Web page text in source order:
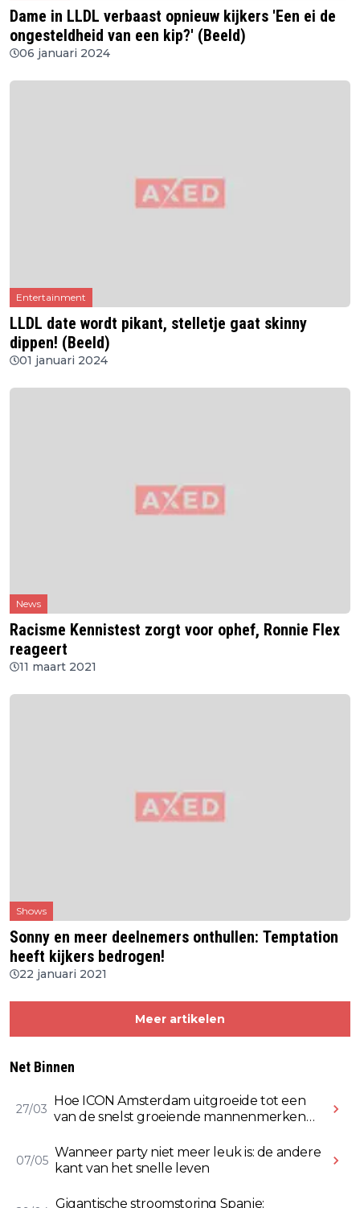
Dame in LLDL verbaast opnieuw kijkers 'Een ei de
ongesteldheid van een kip?' (Beeld)
06 januari 2024
Entertainment
LLDL date wordt pikant, stelletje gaat skinny
dippen! (Beeld)
01 januari 2024
News
Racisme Kennistest zorgt voor ophef, Ronnie Flex
reageert
11 maart 2021
Shows
Sonny en meer deelnemers onthullen: Temptation
heeft kijkers bedrogen!
22 januari 2021
Meer artikelen
Net Binnen
27/03
Hoe ICON Amsterdam uitgroeide tot een
van de snelst groeiende mannenmerken
07/05
Wanneer party niet meer leuk is: de andere
kant van het snelle leven
Gigantische stroomstoring Spanje: